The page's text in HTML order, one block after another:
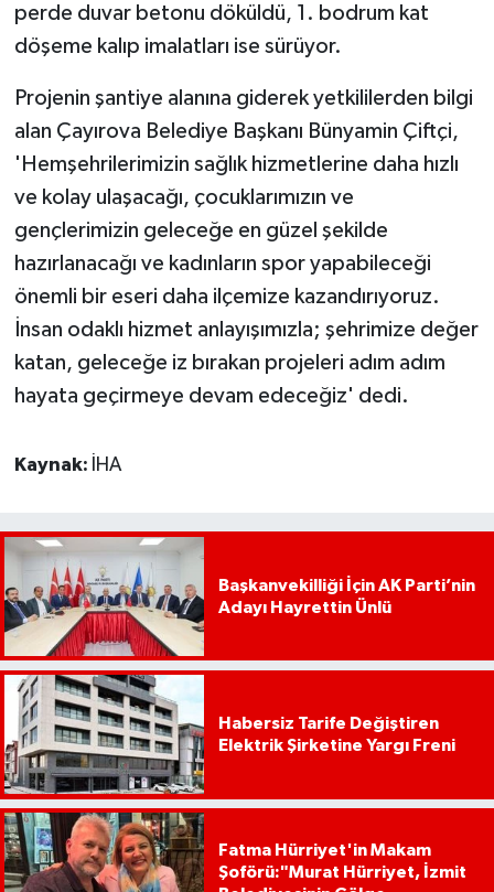
perde duvar betonu döküldü, 1. bodrum kat
döşeme kalıp imalatları ise sürüyor.
Projenin şantiye alanına giderek yetkililerden bilgi
alan Çayırova Belediye Başkanı Bünyamin Çiftçi,
'Hemşehrilerimizin sağlık hizmetlerine daha hızlı
ve kolay ulaşacağı, çocuklarımızın ve
gençlerimizin geleceğe en güzel şekilde
hazırlanacağı ve kadınların spor yapabileceği
önemli bir eseri daha ilçemize kazandırıyoruz.
İnsan odaklı hizmet anlayışımızla; şehrimize değer
katan, geleceğe iz bırakan projeleri adım adım
hayata geçirmeye devam edeceğiz' dedi.
Kaynak: İHA
Başkanvekilliği İçin AK Parti’nin
Adayı Hayrettin Ünlü
Habersiz Tarife Değiştiren
Elektrik Şirketine Yargı Freni
Fatma Hürriyet'in Makam
Şoförü:"Murat Hürriyet, İzmit